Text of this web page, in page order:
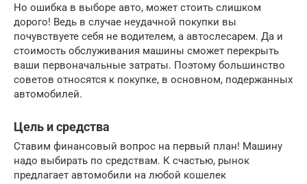
Но ошибка в выборе авто, может стоить слишком
дорого! Ведь в случае неудачной покупки вы
почувствуете себя не водителем, а автослесарем. Да и
стоимость обслуживания машины сможет перекрыть
ваши первоначальные затраты. Поэтому большинство
советов относятся к покупке, в основном, подержанных
автомобилей.
Цель и средства
Ставим финансовый вопрос на первый план! Машину
надо выбирать по средствам. К счастью, рынок
предлагает автомобили на любой кошелек